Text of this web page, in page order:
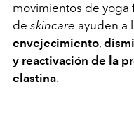
movimientos de yoga
de skincare ayuden a
envejecimiento,
y reactivación de la
elastina.